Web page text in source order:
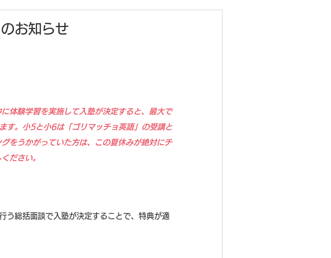
お知らせ
体験学習を実施して入塾が決定すると、最大で
す。小5と小6は「ゴリマッチョ英語」の受講と
をうかがっていた方は、この夏休みが絶対にチ
ださい。
う総括面談で入塾が決定することで、特典が適